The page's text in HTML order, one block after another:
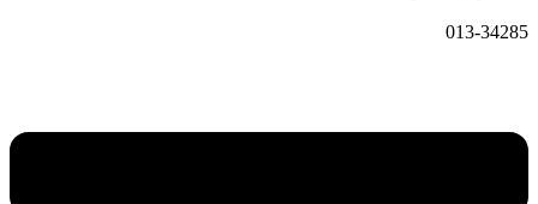
013-34285